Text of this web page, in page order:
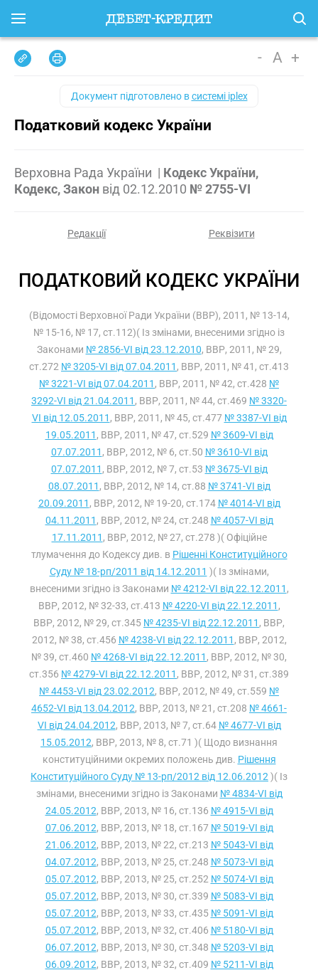
- A +
Документ підготовлено всистемі iplex
Податковий кодекс України
Верховна Рада України | Кодекс України,
Кодекс, Закон від 02.12.2010 № 2755-VI
Редакції Реквізити
ПОДАТКОВИЙ КОДЕКС УКРАЇНИ
(Відомості Верховної Ради України (ВВР), 2011, № 13-14,
№ 15-16, № 17, ст.112)( Із змінами, внесеними згідно із
Законами № 2856-VI від 23.12.2010, ВВР, 2011, № 29,
ст.272 № 3205-VI від 07.04.2011 , ВВР, 2011, № 41, ст.413
№ 3221-VI від 07.04.2011 , ВВР, 2011, № 42, ст.428 №
3292-VI від 21.04.2011 , ВВР, 2011, № 44, ст.469 № 3320-
VI від 12.05.2011 , ВВР, 2011, № 45, ст.477 № 3387-VI від
19.05.2011 , ВВР, 2011, № 47, ст.529 № 3609-VI від
07.07.2011 , ВВР, 2012, № 6, ст.50 № 3610-VI від
07.07.2011 , ВВР, 2012, № 7, ст.53 № 3675-VI від
08.07.2011 , ВВР, 2012, № 14, ст.88 № 3741-VI від
20.09.2011 , ВВР, 2012, № 19-20, ст.174 № 4014-VI від
04.11.2011 , ВВР, 2012, № 24, ст.248 № 4057-VI від
17.11.2011 , ВВР, 2012, № 27, ст.278 )( Офіційне
тлумачення до Кодексу див. в Рішенні Конституційного
Суду № 18-рп/2011 від 14.12.2011 )( Із змінами,
внесеними згідно із Законами № 4212-VI від 22.12.2011 ,
ВВР, 2012, № 32-33, ст.413 № 4220-VI від 22.12.2011 ,
ВВР, 2012, № 29, ст.345 № 4235-VI від 22.12.2011 , ВВР,
2012, № 38, ст.456 № 4238-VI від 22.12.2011 , ВВР, 2012,
№ 39, ст.460 № 4268-VI від 22.12.2011 , ВВР, 2012, № 30,
ст.356 № 4279-VI від 22.12.2011 , ВВР, 2012, № 31, ст.389
№ 4453-VI від 23.02.2012, ВВР, 2012, № 49, ст.559 №
4652-VI від 13.04.2012, ВВР, 2013, № 21, ст.208 № 4661-
VI від 24.04.2012, ВВР, 2013, № 7, ст.64 № 4677-VI від
15.05.2012, ВВР, 2013, № 8, ст.71 )( Щодо визнання
конституційними окремих положень див. Рішення
Конституційного Суду № 13-рп/2012 від 12.06.2012 )( Із
змінами, внесеними згідно із Законами № 4834-VI від
24.05.2012, ВВР, 2013, № 16, ст.136 № 4915-VI від
07.06.2012, ВВР, 2013, № 18, ст.167 № 5019-VI від
21.06.2012, ВВР, 2013, № 22, ст.213 № 5043-VI від
04.07.2012, ВВР, 2013, № 25, ст.248 № 5073-VI від
05.07.2012, ВВР, 2013, № 25, ст.252 № 5074-VI від
05.07.2012, ВВР, 2013, № 30, ст.339 № 5083-VI від
05.07.2012, ВВР, 2013, № 33, ст.435 № 5091-VI від
05.07.2012, ВВР, 2013, № 32, ст.406 № 5180-VI від
06.07.2012, ВВР, 2013, № 30, ст.348 № 5203-VI від
06.09.2012, ВВР, 2013, № 32, ст.409 № 5211-VI від